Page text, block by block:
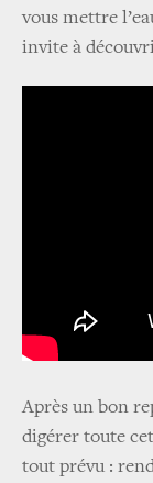
vous mettre
invite à
Après un bon
digérer toute
tout prévu :